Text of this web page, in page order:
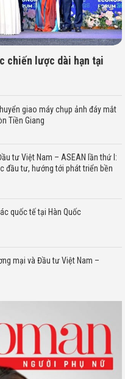
chiến lược dài hạn tại
giao máy chụp ảnh đáy mắt
Tiền Giang
tư Việt Nam – ASEAN lần thứ I:
đầu tư, hướng tới phát triển bền
quốc tế tại Hàn Quốc
mại và Đầu tư Việt Nam –